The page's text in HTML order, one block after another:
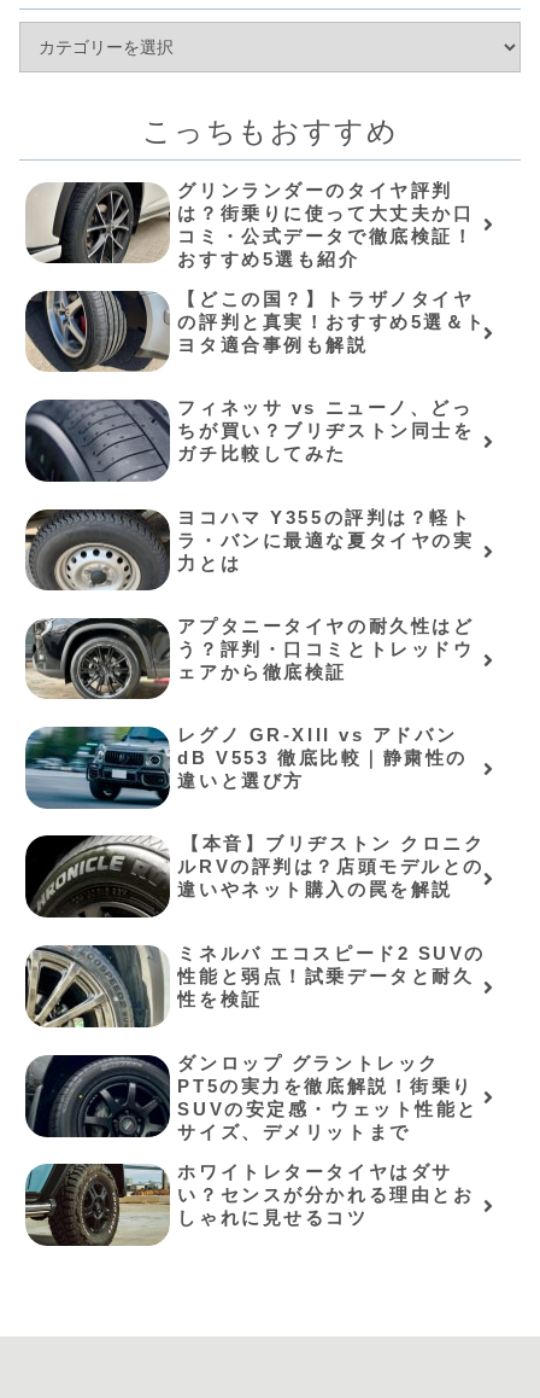
こっちもおすすめ
グリンランダーのタイヤ評判
は？街乗りに使って大丈夫か口
コミ・公式データで徹底検証！
おすすめ5選も紹介
【どこの国？】トラザノタイヤ
の評判と真実！おすすめ5選＆ト
ヨタ適合事例も解説
フィネッサ vs ニューノ、どっ
ちが買い？ブリヂストン同士を
ガチ比較してみた
ヨコハマ Y355の評判は？軽ト
ラ・バンに最適な夏タイヤの実
力とは
アプタニータイヤの耐久性はど
う？評判・口コミとトレッドウ
ェアから徹底検証
レグノ GR-XIII vs アドバン
dB V553 徹底比較｜静粛性の
違いと選び方
⁠【本音】ブリヂストン クロニク
ルRVの評判は？店頭モデルとの
違いやネット購入の罠を解説⁠
ミネルバ エコスピード2 SUVの
性能と弱点！試乗データと耐久
性を検証
ダンロップ グラントレック
PT5の実力を徹底解説！街乗り
SUVの安定感・ウェット性能と
サイズ、デメリットまで
ホワイトレタータイヤはダサ
い？センスが分かれる理由とお
しゃれに見せるコツ